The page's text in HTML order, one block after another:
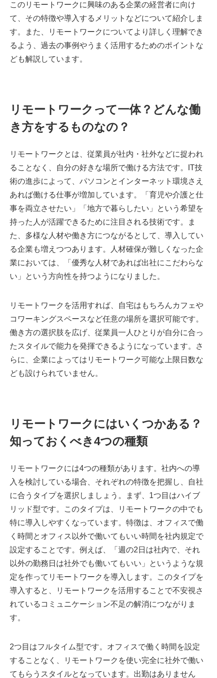
このリモートワークに興味のある企業の経営者に向け
て、その特徴や導入するメリットなどについて紹介しま
す。また、リモートワークについてより詳しく理解でき
るよう、過去の事例やうまく活用するためのポイントな
ども解説しています。
リモートワークって一体？どんな働
き方をするものなの？
リモートワークとは、従業員が社内・社外などに捉われ
ることなく、自分の好きな場所で働ける方法です。IT技
術の進歩によって、パソコンとインターネット環境さえ
あれば働ける仕事が増加しています。「育児や介護と仕
事を両立させたい」「地方で暮らしたい」という希望を
持った人が活躍できるために注目される技術です。ま
た、多様な人材や働き方につながるとして、導入してい
る企業も増えつつあります。人材確保が難しくなった企
業においては、「優秀な人材であれば出社にこだわらな
い」という方向性を持つようになりました。
リモートワークを活用すれば、自宅はもちろんカフェや
コワーキングスペースなど任意の場所を選択可能です。
働き方の選択肢を広げ、従業員一人ひとりが自分に合っ
たスタイルで能力を発揮できるようになっています。さ
らに、企業によってはリモートワーク可能な上限日数な
ども設けられていません。
リモートワークにはいくつかある？
知っておくべき4つの種類
リモートワークには4つの種類があります。社内への導
入を検討している場合、それぞれの特徴を把握し、自社
に合うタイプを選択しましょう。まず、1つ目はハイブ
リッド型です。このタイプは、リモートワークの中でも
特に導入しやすくなっています。特徴は、オフィスで働
く時間とオフィス以外で働いてもいい時間を社内規定で
設定することです。例えば、「週の2日は社内で、それ
以外の勤務日は社外でも働いてもいい」というような規
定を作ってリモートワークを導入します。このタイプを
導入すると、リモートワークを活用することで不安視さ
れているコミュニケーション不足の解消につながりま
す。
2つ目はフルタイム型です。オフィスで働く時間を設定
することなく、リモートワークを使い完全に社外で働い
てもらうスタイルとなっています。出勤はありません